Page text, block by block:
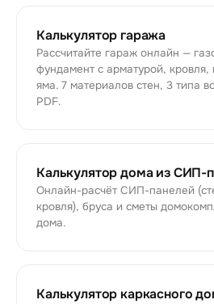
Калькулятор гаража
Рассчитайте гараж онлайн —
фундамент с арматурой, кровля,
яма. 7 материалов стен, 3 типа
PDF.
Калькулятор дома из СИП-
Онлайн-расчёт СИП-панелей
кровля), бруса и сметы
дома.
Калькулятор каркасного